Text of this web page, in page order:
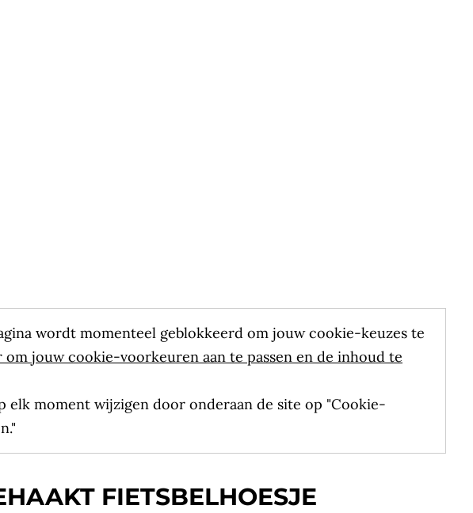
wordt momenteel geblokkeerd om jouw cookie-keuzes te
om jouw cookie-voorkeuren aan te passen en de inhoud te
elk moment wijzigen door onderaan de site op "Cookie-
FIETSBELHOESJE